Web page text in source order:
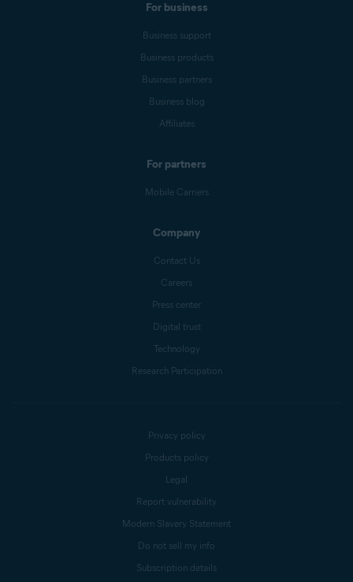
For business
Business support
Business products
Business partners
Business blog
Affiliates
For partners
Mobile Carriers
Company
Contact Us
Careers
Press center
Digital trust
Technology
Research Participation
Privacy policy
Products policy
Legal
Report vulnerability
Modern Slavery Statement
Do not sell my info
Subscription details